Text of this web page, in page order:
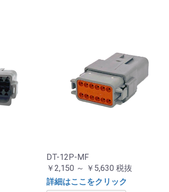
DT-12P-MF
￥2,150 ～ ￥5,630 税抜
詳細はここをクリック